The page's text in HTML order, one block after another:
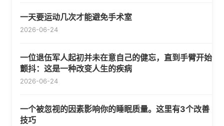
一天要运动几次才能避免手术室
2026-06-24
一位退伍军人起初并未在意自己的健忘，直到手臂开始
颤抖：这是一种改变人生的疾病
2026-06-24
一个被忽视的因素影响你的睡眠质量。这里有3个改善
技巧